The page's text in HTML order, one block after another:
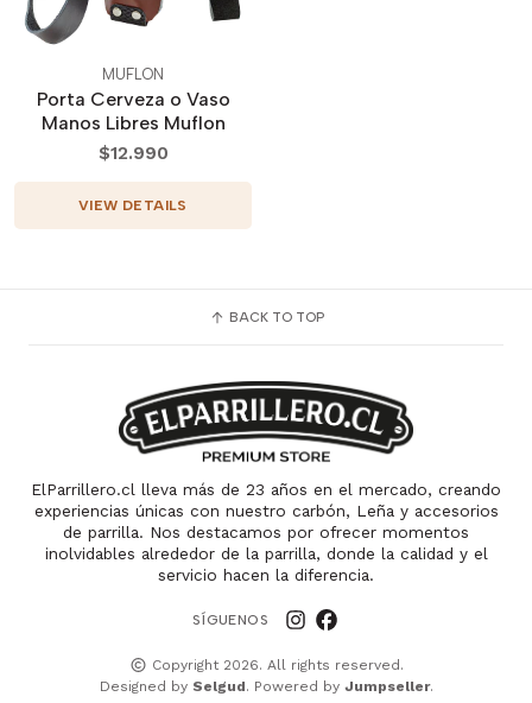
MUFLON
Porta Cerveza o Vaso
Manos Libres Muflon
$12.990
VIEW DETAILS
BACK TO TOP
ElParrillero.cl lleva más de 23 años en el mercado, creando
experiencias únicas con nuestro carbón, Leña y accesorios
de parrilla. Nos destacamos por ofrecer momentos
inolvidables alrededor de la parrilla, donde la calidad y el
servicio hacen la diferencia.
SÍGUENOS
Copyright 2026. All rights reserved.
Designed by Selgud. Powered by Jumpseller.